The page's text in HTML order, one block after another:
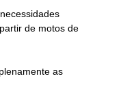
de motos de
as